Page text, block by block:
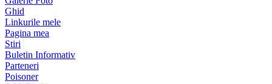
Ghid
Linkurile mele
Pagina mea
Stiri
Buletin Informativ
Parteneri
Poisoner